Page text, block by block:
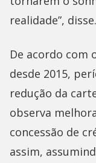
realidade”, disse.
De acordo com
desde 2015,
redução da
observa
concessão de
assim,